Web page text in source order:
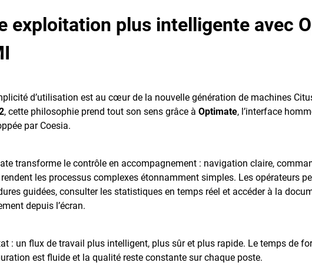
exploitation plus intelligente avec
d’utilisation est au cœur de la nouvelle génération de machines
, cette philosophie prend tout son sens grâce à Optimate, l’interface
par Coesia.
transforme le contrôle en accompagnement : navigation claire,
les processus complexes étonnamment simples. Les opérateurs
guidées, consulter les statistiques en temps réel et accéder à la
depuis l’écran.
: un flux de travail plus intelligent, plus sûr et plus rapide. Le temps de
est fluide et la qualité reste constante sur chaque poste.